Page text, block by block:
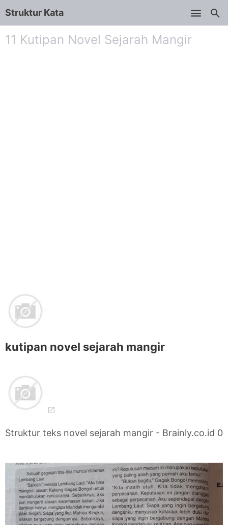
Struktur Kata
11 Kutipan Novel Sejarah Mangir
kutipan novel sejarah mangir
Struktur teks novel sejarah mangir - Brainly.co.id 0